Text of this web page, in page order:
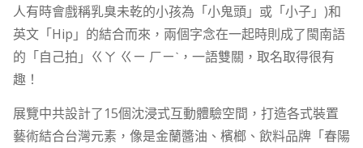
人有時會戲稱乳臭未乾的小孩為「小鬼頭」或「小子」)和
英文「Hip」的結合而來，兩個字念在一起時則成了閩南語
的「自己拍」ㄍㄚ ㄍㄧ ㄏㄧˋ，一語雙關，取名取得很有
趣！
展覽中共設計了15個沈浸式互動體驗空間，打造各式裝置
藝術結合台灣元素，像是金蘭醬油、檳榔、飲料品牌「春陽